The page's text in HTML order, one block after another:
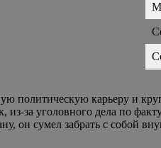
политическую карьеру и
из-за уголовного дела по
он сумел забрать с собой